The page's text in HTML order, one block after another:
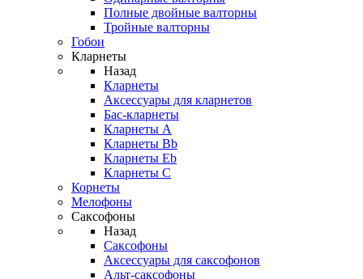
Полные двойные валторны
Тройные валторны
Гобои
Кларнеты
Назад
Кларнеты
Аксессуары для кларнетов
Бас-кларнеты
Кларнеты A
Кларнеты Bb
Кларнеты Eb
Кларнеты С
Корнеты
Мелофоны
Саксофоны
Назад
Саксофоны
Аксессуары для саксофонов
Альт-саксофоны